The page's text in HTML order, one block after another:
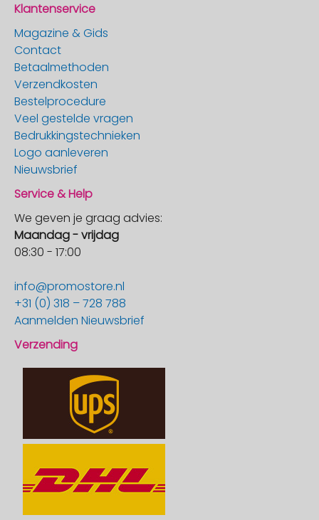
Klantenservice
Magazine & Gids
Contact
Betaalmethoden
Verzendkosten
Bestelprocedure
Veel gestelde vragen
Bedrukkingstechnieken
Logo aanleveren
Nieuwsbrief
Service & Help
We geven je graag advies:
Maandag - vrijdag
08:30 - 17:00
info@promostore.nl
+31 (0) 318 – 728 788
Aanmelden Nieuwsbrief
Verzending